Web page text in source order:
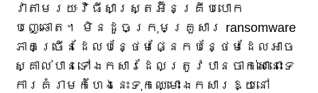
វាតាមរយៈវិធីសាស្ត្រអ៊ិនគ្រីបបោក
បញ្ឆោត។ មិនដូចក្រុមគ្រួសារ ransomware
ភាគច្រើនដែលបន្ថែមផ្នែកបន្ថែមដែលអាច
ស្គាល់បានទៅឯកសារដែលត្រូវបានចាក់សោនោះទេ
ការគំរាមកំហែងនេះទុកឈ្មោះឯកសារឱ្យនៅ